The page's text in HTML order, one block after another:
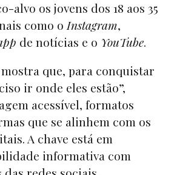
alvo os jovens dos 18 aos 35
como o Instagram,
de notícias e o YouTube.
que, para conquistar
ir onde eles estão”,
acessível, formatos
que se alinhem com os
A chave está em
informativa com